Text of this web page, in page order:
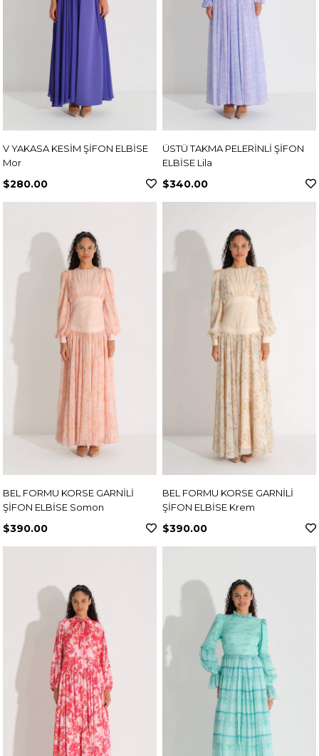
V YAKASA KESİM ŞİFON ELBİSE
Mor
$280.00
ÜSTÜ TAKMA PELERİNLİ ŞİFON
ELBİSE Lila
$340.00
BEL FORMU KORSE GARNİLİ
ŞİFON ELBİSE Somon
$390.00
BEL FORMU KORSE GARNİLİ
ŞİFON ELBİSE Krem
$390.00